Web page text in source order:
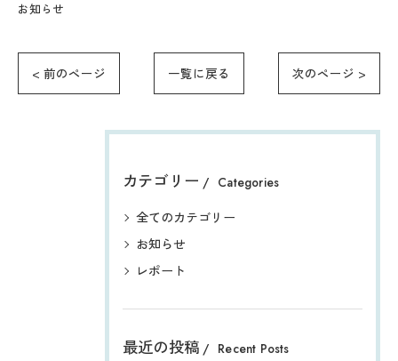
お知らせ
< 前のページ 一覧に戻る 次のページ >
カテゴリー
Categories
全てのカテゴリー
お知らせ
レポート
最近の投稿 Recent Posts